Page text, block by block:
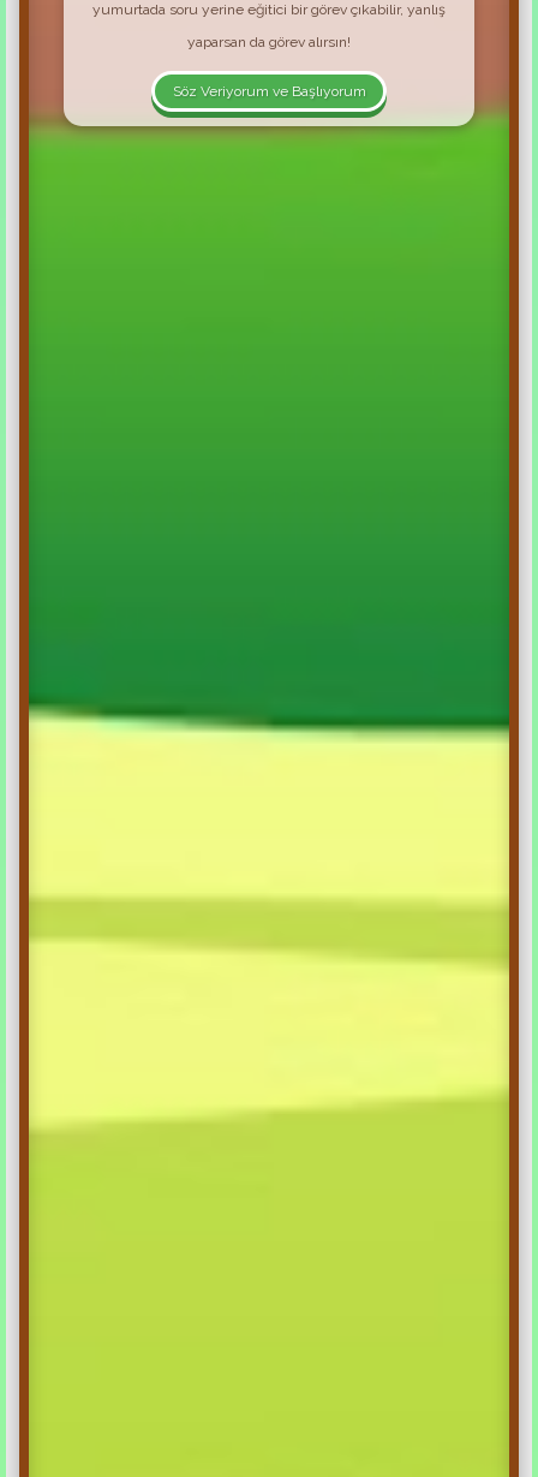
yumurtada soru yerine eğitici bir görev çıkabilir, yanlış
yaparsan da görev alırsın!
Söz Veriyorum ve Başlıyorum